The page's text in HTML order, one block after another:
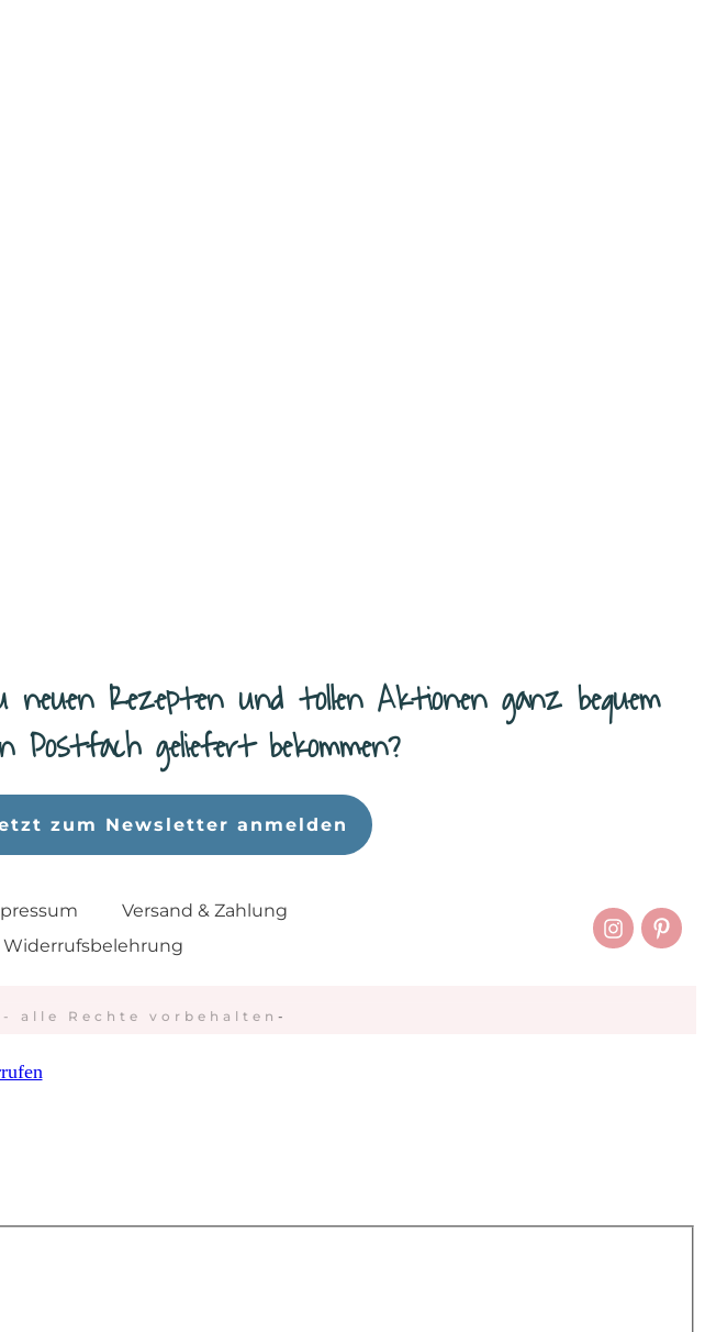
Rezepten und tollen Aktionen ganz bequem
Postfach geliefert bekommen?
zum Newsletter anmelden
Versand & Zahlung
Widerrufsbelehrung
alle Rechte vorbehalten -